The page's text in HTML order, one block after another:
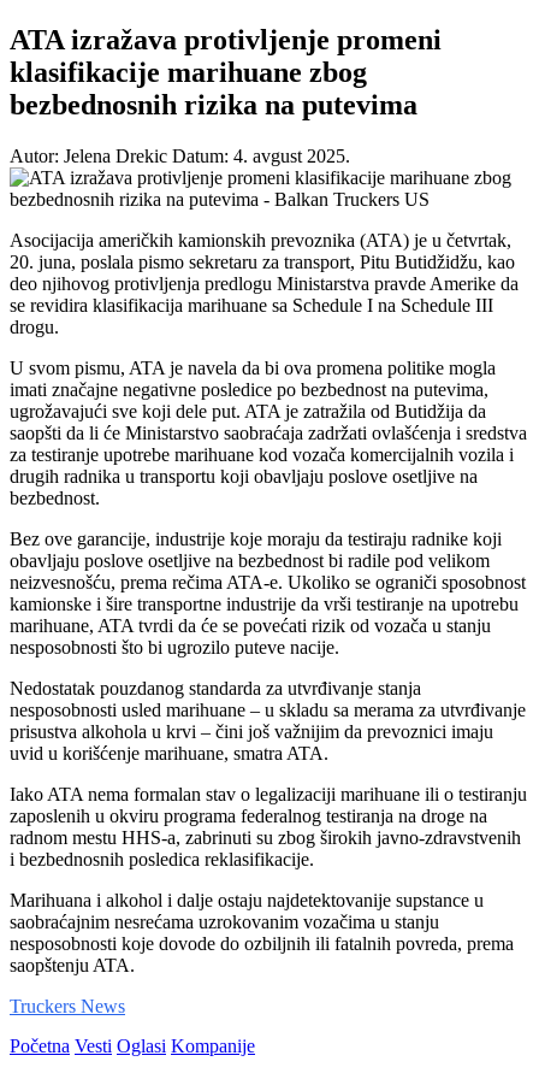
ATA izražava protivljenje promeni
klasifikacije marihuane zbog
bezbednosnih rizika na putevima
Autor: Jelena Drekic Datum: 4. avgust 2025.
Asocijacija američkih kamionskih prevoznika (ATA) je u četvrtak,
20. juna, poslala pismo sekretaru za transport, Pitu Butidžidžu, kao
deo njihovog protivljenja predlogu Ministarstva pravde Amerike da
se revidira klasifikacija marihuane sa Schedule I na Schedule III
drogu.
U svom pismu, ATA je navela da bi ova promena politike mogla
imati značajne negativne posledice po bezbednost na putevima,
ugrožavajući sve koji dele put. ATA je zatražila od Butidžija da
saopšti da li će Ministarstvo saobraćaja zadržati ovlašćenja i sredstva
za testiranje upotrebe marihuane kod vozača komercijalnih vozila i
drugih radnika u transportu koji obavljaju poslove osetljive na
bezbednost.
Bez ove garancije, industrije koje moraju da testiraju radnike koji
obavljaju poslove osetljive na bezbednost bi radile pod velikom
neizvesnošću, prema rečima ATA-e. Ukoliko se ograniči sposobnost
kamionske i šire transportne industrije da vrši testiranje na upotrebu
marihuane, ATA tvrdi da će se povećati rizik od vozača u stanju
nesposobnosti što bi ugrozilo puteve nacije.
Nedostatak pouzdanog standarda za utvrđivanje stanja
nesposobnosti usled marihuane – u skladu sa merama za utvrđivanje
prisustva alkohola u krvi – čini još važnijim da prevoznici imaju
uvid u korišćenje marihuane, smatra ATA.
Iako ATA nema formalan stav o legalizaciji marihuane ili o testiranju
zaposlenih u okviru programa federalnog testiranja na droge na
radnom mestu HHS-a, zabrinuti su zbog širokih javno-zdravstvenih
i bezbednosnih posledica reklasifikacije.
Marihuana i alkohol i dalje ostaju najdetektovanije supstance u
saobraćajnim nesrećama uzrokovanim vozačima u stanju
nesposobnosti koje dovode do ozbiljnih ili fatalnih povreda, prema
saopštenju ATA.
Truckers News
Početna Vesti Oglasi Kompanije